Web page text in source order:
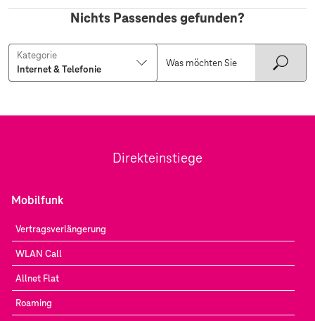
Nichts Passendes gefunden?
Kategorie
Direkteinstiege
Mobilfunk
Vertragsverlängerung
WLAN Call
Allnet Flat
Roaming